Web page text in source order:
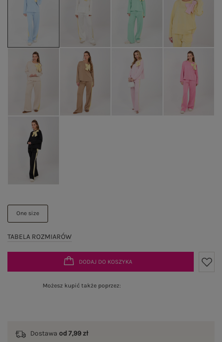
One size
TABELA ROZMIARÓW
DODAJ DO KOSZYKA
Możesz kupić także poprzez:
Dostawa od 7,99 zł